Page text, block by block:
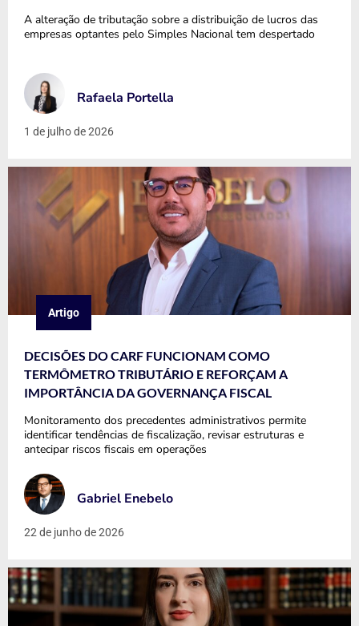
A alteração de tributação sobre a distribuição de lucros das
empresas optantes pelo Simples Nacional tem despertado
Rafaela Portella
1 de julho de 2026
Artigo
DECISÕES DO CARF FUNCIONAM COMO
TERMÔMETRO TRIBUTÁRIO E REFORÇAM A
IMPORTÂNCIA DA GOVERNANÇA FISCAL
Monitoramento dos precedentes administrativos permite
identificar tendências de fiscalização, revisar estruturas e
antecipar riscos fiscais em operações
Gabriel Enebelo
22 de junho de 2026